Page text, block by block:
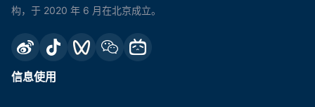
构，于 2020 年 6 月在北京成立。
信息使用